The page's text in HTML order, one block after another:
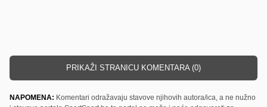
PRIKAŽI STRANICU KOMENTARA (0)
NAPOMENA: Komentari odražavaju stavove njihovih autora/ica, a ne nužno